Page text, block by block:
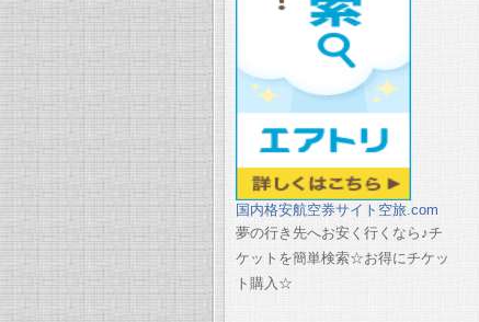
国内格安航空券サイト空旅.com
夢の行き先へお安く行くなら♪チ
ケットを簡単検索☆お得にチケッ
ト購入☆